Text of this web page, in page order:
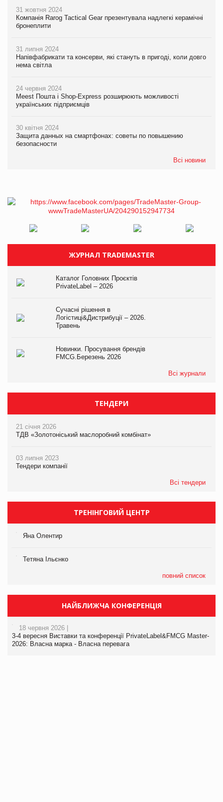
31 жовтня 2024
Компанія Rarog Tactical Gear презентувала надлегкі керамічні
бронеплити
31 липня 2024
Напівфабрикати та консерви, які стануть в пригоді, коли довго
нема світла
24 червня 2024
Meest Пошта і Shop-Express розширюють можливості
українських підприємців
30 квітня 2024
Защита данных на смартфонах: советы по повышению
безопасности
Всі новини
ЖУРНАЛ TRADEMASTER
Каталог Головних Проєктів
PrivateLabel – 2026
Сучасні рішення в
Логістиці&Дистрибуції – 2026.
Травень
Новинки. Просування брендів
FMCG.Березень 2026
Всі журнали
ТЕНДЕРИ
21 січня 2026
ТДВ «Золотоніський маслоробний комбінат»
03 липня 2023
Тендери компанії
Всі тендери
ТРЕНІНГОВИЙ ЦЕНТР
Яна Олентир
Тетяна Ільєнко
повний список
НАЙБЛИЖЧА КОНФЕРЕНЦІЯ
18 червня 2026 |
3-4 вересня Виставки та конференції PrivateLabel&FMCG Master-
2026: Власна марка - Власна перевага